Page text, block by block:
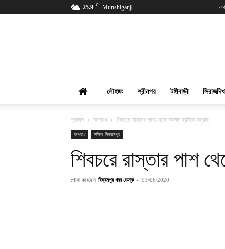
25.9 C Munshiganj
লৌহজং শ্রীনগর টঙ্গীবাড়ী
প্রচ্ছদ অপরাধ
শিবচরে রাস্তার পাশ থেকে অজ্ঞান ব্যক্তি উদ্ধার
অপরাধ
দক্ষিণ বিক্রমপুর
শিবচরে রাস্তার পাশ
পোস্ট করেছেন বিক্রমপুর খবর ডেস্ক - 03/06/2020